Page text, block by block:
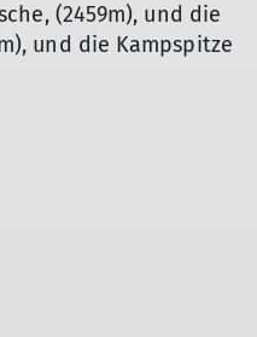
(2459m), und die
und die Kampspitze